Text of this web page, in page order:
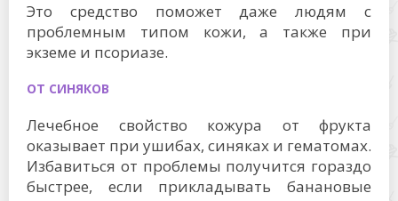
Это средство поможет даже людям с
проблемным типом кожи, а также при
экземе и псориазе.
ОТ СИНЯКОВ
Лечебное свойство кожура от фрукта
оказывает при ушибах, синяках и гематомах.
Избавиться от проблемы получится гораздо
быстрее, если прикладывать банановые